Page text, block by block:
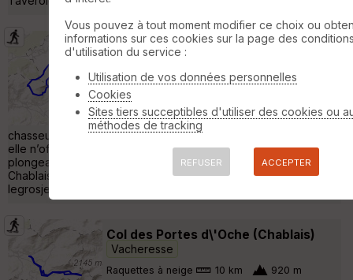
Crête des Mémises - Boucle depuis
Raquettes à neige
A l’exception du court (mais cocasse et bien
sécurisé) passage de l’échelle des
chasseurs cette boucle sans difficulté, oubliée des topos, si
elle n’offre pas la solitude, propose à la fois une vue
plongeante sur le lac Léman et un beau panorama sur tout le
Chablais. Le descriptif complet à
legrosjerome.free.fr/cretedesmemises.html »
Col des Portes d\'Oche (Chablais)
Vacheresse
Raquettes à neige 10 km 920 m
Vous pouvez à tout moment modifier ce choix ou
informations sur ces cookies sur la page des
d'utilisation du service :
Utilisation de vos données personnelles
Cookies
Sites tiers succeptibles d'utiliser des cookies ou
méthodes de tracking
REFUSER ACCEPTER